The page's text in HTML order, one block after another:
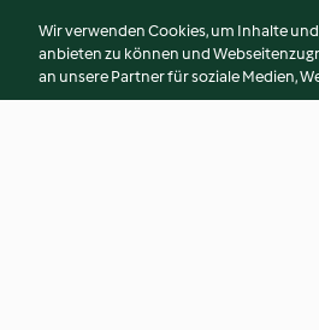
Wir verwenden Cookies, um Inhalte
anbieten zu können und
an unsere Partner für soziale Medien,